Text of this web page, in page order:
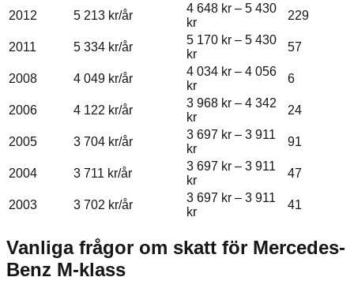
2012 5 213 kr/år
4 648 kr – 5 430
kr
229
2011 5 334 kr/år
5 170 kr – 5 430
kr
57
2008 4 049 kr/år
4 034 kr – 4 056
kr
6
2006 4 122 kr/år
3 968 kr – 4 342
kr
24
2005 3 704 kr/år
3 697 kr – 3 911
kr
91
2004 3 711 kr/år
3 697 kr – 3 911
kr
47
2003 3 702 kr/år
3 697 kr – 3 911
kr
41
Vanliga frågor om skatt för Mercedes-
Benz M-klass